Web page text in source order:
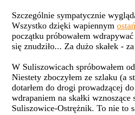
Szczególnie sympatycznie
Wszystko dzięki wapiennym
początku próbowałem
się znudziło... Za dużo skałek -
W Suliszowicach spróbowałem
Niestety zboczyłem ze szlaku (a
dotarłem do drogi prowadzącej
wdrapaniem na skałki
Suliszowice-Ostrężnik. To nie